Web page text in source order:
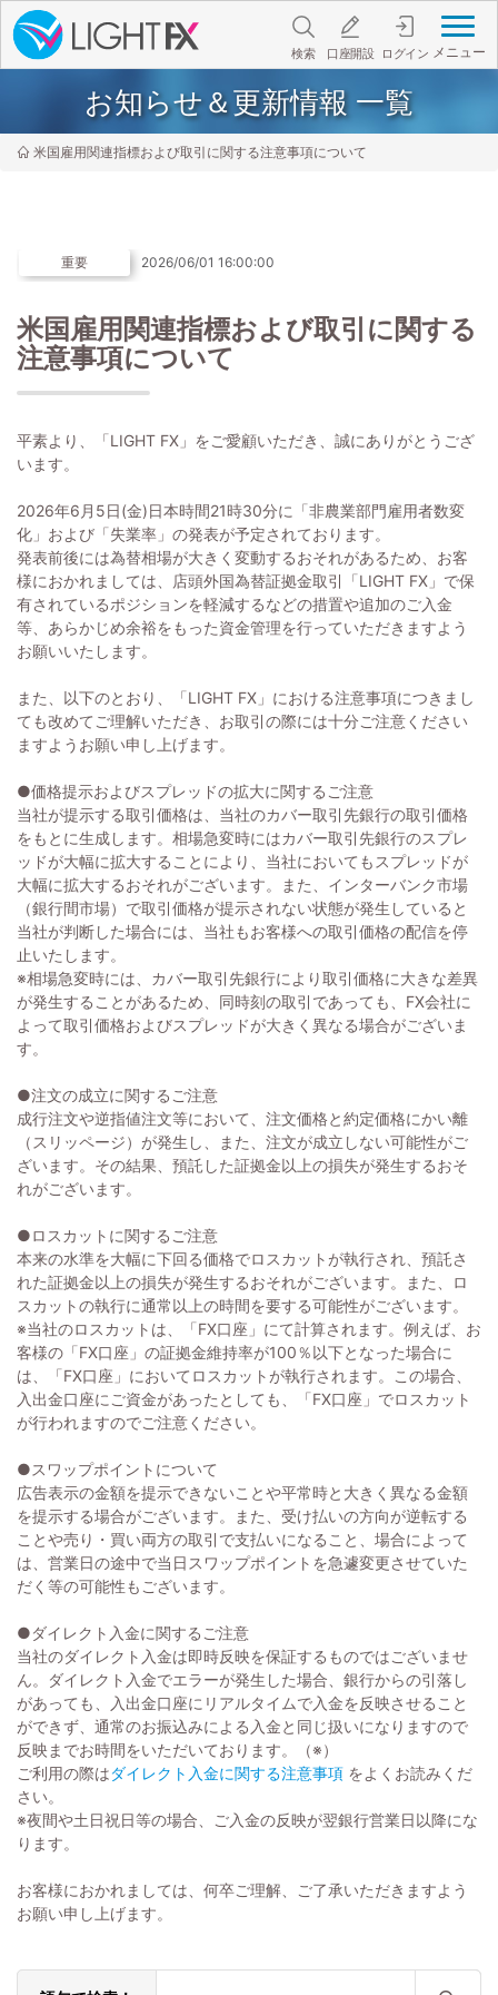
メニュー
検索 口座開設 ログイン
お知らせ＆更新情報 一覧
米国雇用関連指標および取引に関する注意事項について
重要 2026/06/01 16:00:00
米国雇用関連指標および取引に関する
注意事項について
平素より、「LIGHT FX」をご愛顧いただき、誠にありがとうござ
います。
2026年6月5日(金)日本時間21時30分に「非農業部門雇用者数変
化」および「失業率」の発表が予定されております。
発表前後には為替相場が大きく変動するおそれがあるため、お客
様におかれましては、店頭外国為替証拠金取引「LIGHT FX」で保
有されているポジションを軽減するなどの措置や追加のご入金
等、あらかじめ余裕をもった資金管理を行っていただきますよう
お願いいたします。
また、以下のとおり、「LIGHT FX」における注意事項につきまし
ても改めてご理解いただき、お取引の際には十分ご注意ください
ますようお願い申し上げます。
●価格提示およびスプレッドの拡大に関するご注意
当社が提示する取引価格は、当社のカバー取引先銀行の取引価格
をもとに生成します。相場急変時にはカバー取引先銀行のスプレ
ッドが大幅に拡大することにより、当社においてもスプレッドが
大幅に拡大するおそれがございます。また、インターバンク市場
（銀行間市場）で取引価格が提示されない状態が発生していると
当社が判断した場合には、当社もお客様への取引価格の配信を停
止いたします。
※相場急変時には、カバー取引先銀行により取引価格に大きな差異
が発生することがあるため、同時刻の取引であっても、FX会社に
よって取引価格およびスプレッドが大きく異なる場合がございま
す。
●注文の成立に関するご注意
成行注文や逆指値注文等において、注文価格と約定価格にかい離
（スリッページ）が発生し、また、注文が成立しない可能性がご
ざいます。その結果、預託した証拠金以上の損失が発生するおそ
れがございます。
●ロスカットに関するご注意
本来の水準を大幅に下回る価格でロスカットが執行され、預託さ
れた証拠金以上の損失が発生するおそれがございます。また、ロ
スカットの執行に通常以上の時間を要する可能性がございます。
※当社のロスカットは、「FX口座」にて計算されます。例えば、お
客様の「FX口座」の証拠金維持率が100％以下となった場合に
は、「FX口座」においてロスカットが執行されます。この場合、
入出金口座にご資金があったとしても、「FX口座」でロスカット
が行われますのでご注意ください。
●スワップポイントについて
広告表示の金額を提示できないことや平常時と大きく異なる金額
を提示する場合がございます。また、受け払いの方向が逆転する
ことや売り・買い両方の取引で支払いになること、場合によって
は、営業日の途中で当日スワップポイントを急遽変更させていた
だく等の可能性もございます。
●ダイレクト入金に関するご注意
当社のダイレクト入金は即時反映を保証するものではございませ
ん。ダイレクト入金でエラーが発生した場合、銀行からの引落し
があっても、入出金口座にリアルタイムで入金を反映させること
ができず、通常のお振込みによる入金と同じ扱いになりますので
反映までお時間をいただいております。（※）
ご利用の際はダイレクト入金に関する注意事項 をよくお読みくだ
さい。
※夜間や土日祝日等の場合、ご入金の反映が翌銀行営業日以降にな
ります。
お客様におかれましては、何卒ご理解、ご了承いただきますよう
お願い申し上げます。